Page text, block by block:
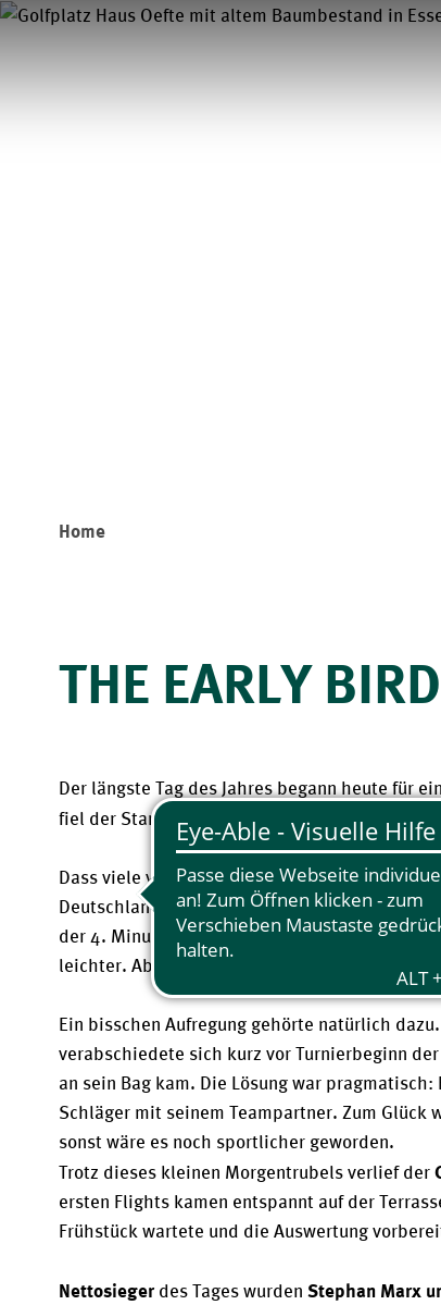
Home
THE EARLY
Der längste Tag des Jahres begann heute für
fiel der Startschuss für unser
Dass viele von uns nur wenige Stunden zuvor
Deutschlands gegen die Elfenbeinküste
der 4. Minute der Nachspielzeit  – machte
leichter. Aber pünktlich zum Kanonenstart
Ein bisschen Aufregung gehörte natürlich
verabschiedete sich kurz vor Turnierbeginn
an sein Bag kam. Die Lösung war
Schläger mit seinem Teampartner. Zum Glück
sonst wäre es noch sportlicher geworden.
Trotz dieses kleinen Morgentrubels verlief der
ersten Flights kamen entspannt auf der
Frühstück wartete und die Auswertung
Nettosieger des Tages wurden Stephan Marx